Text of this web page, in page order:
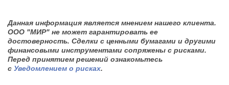
Данная информация является мнением нашего клиента.
ООО "МИР" не может гарантировать ее
достоверность. Сделки с ценными бумагами и другими
финансовыми инструментами сопряжены с рисками.
Перед принятием решений ознакомьтесь
с Уведомлением о рисках.